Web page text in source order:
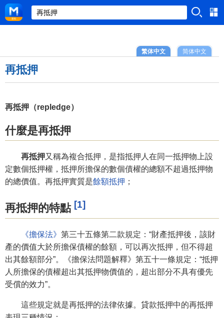
简体中文
繁体中文
再抵押
再抵押（repledge）
什麼是再抵押
再抵押又稱為複合抵押，是指抵押人在同一抵押物上設
定數個抵押權，抵押所擔保的數個債權的總額不超過抵押物
的總價值。再抵押實質是餘額抵押 ；
再抵押的特點 [1]
《擔保法》 第三十五條第二款規定：“財產抵押後，該財
產的價值大於所擔保債權的餘額，可以再次抵押，但不得超
出其餘額部分”。《擔保法問題解釋》第五十一條規定：“抵押
人所擔保的債權超出其抵押物價值的，超出部分不具有優先
受償的效力”。
這些規定就是再抵押的法律依據。貸款抵押中的再抵押